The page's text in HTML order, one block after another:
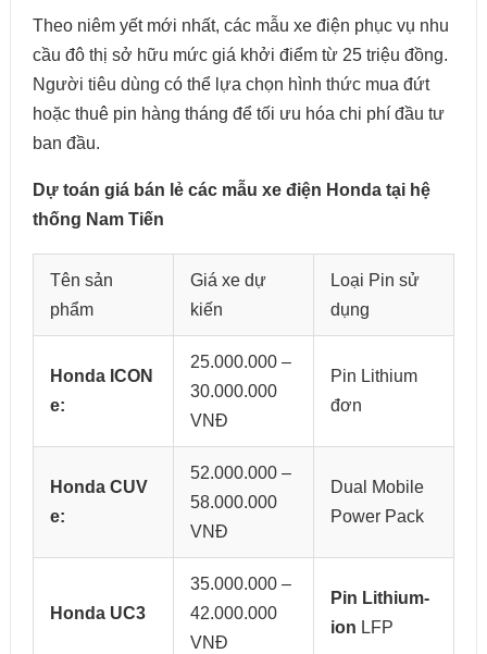
Theo niêm yết mới nhất, các mẫu xe điện phục vụ nhu
cầu đô thị sở hữu mức giá khởi điểm từ 25 triệu đồng.
Người tiêu dùng có thể lựa chọn hình thức mua đứt
hoặc thuê pin hàng tháng để tối ưu hóa chi phí đầu tư
ban đầu.
Dự toán giá bán lẻ các mẫu xe điện Honda tại hệ
thống Nam Tiến
Tên sản
phẩm
Giá xe dự
kiến
Loại Pin sử
dụng
Honda ICON
e:
25.000.000 –
30.000.000
VNĐ
Pin Lithium
đơn
Honda CUV
e:
52.000.000 –
58.000.000
VNĐ
Dual Mobile
Power Pack
Honda UC3
35.000.000 –
42.000.000
VNĐ
Pin Lithium-
ion LFP